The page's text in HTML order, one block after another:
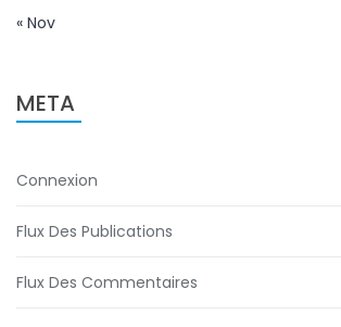
« Nov
META
Connexion
Flux Des Publications
Flux Des Commentaires